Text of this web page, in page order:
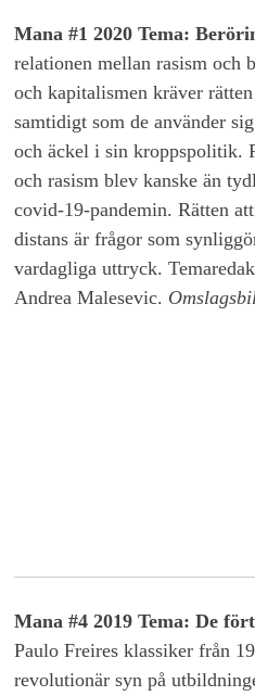
Mana #1 2020 Tema:
relationen mellan rasism och
och kapitalismen kräver
samtidigt som de använder
och äckel i sin kroppspolitik.
och rasism blev kanske än
covid-19-pandemin. Rätten
distans är frågor som
vardagliga uttryck.
Andrea Malesevic.
Mana #4 2019 Tema: De
Paulo Freires klassiker från
revolutionär syn på